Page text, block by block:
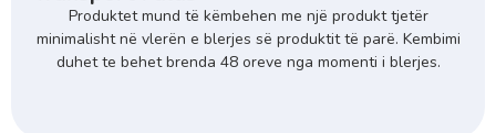
Produktet mund të këmbehen me një produkt tjetër
minimalisht në vlerën e blerjes së produktit të parë. Kembimi
duhet te behet brenda 48 oreve nga momenti i blerjes.